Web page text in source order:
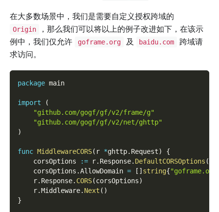
在大多数场景中，我们是需要自定义授权跨域的
Origin
，那么我们可以将以上的例子改进如下，在该示
例中，我们仅允许
goframe.org 及 baidu.com
跨域请
求访问。
package main
import
(
"github.com/gogf/gf/v2/frame/g"
"github.com/gogf/gf/v2/net/ghttp"
)
func MiddlewareCORS( r *ghttp. Request)
{
    corsOptions
:= r. Response. DefaultCORSOptions (
    corsOptions
.AllowDomain = [ ] string{
    r
. Response. CORS(corsOptions)
    r
.Middleware. Next ( )
}